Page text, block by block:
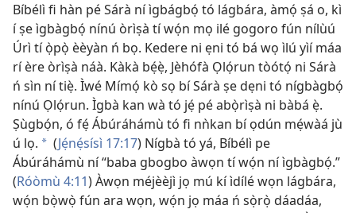
Bíbélì fi hàn pé Sárà ní ìgbágbọ́ tó lágbára, àmọ́ ṣá o, kì
í ṣe ìgbàgbọ́ nínú òrìṣà tí wọ́n mọ ilé gogoro fún nílùú
Úrì tí ọ̀pọ̀ èèyàn ń bọ. Kedere ni ẹni tó bá wọ ìlú yìí máa
rí ère òrìṣà náà. Kàkà bẹ́ẹ̀, Jèhófà Ọlọ́run tòótọ́ ni Sárà
ń sìn ní tiẹ̀. Ìwé Mímọ́ kò sọ bí Sárà ṣe dẹni tó nígbàgbọ́
nínú Ọlọ́run. Ìgbà kan wà tó jẹ́ pé abọ̀rìṣà ni bàbá ẹ̀.
Ṣùgbọ́n, ó fẹ́ Ábúráhámù tó fi nǹkan bí ọdún mẹ́wàá jù
ú lọ. * (Jẹ́nẹ́sísì 17:17) Nígbà tó yá, Bíbélì pe
Ábúráhámù ní “baba gbogbo àwọn tí wọ́n ní ìgbàgbọ́.”
(Róòmù 4:11) Àwọn méjèèjì jọ mú kí ìdílé wọn lágbára,
wọ́n bọ̀wọ̀ fún ara wọn, wọ́n jọ máa ń sọ̀rọ̀ dáadáa,